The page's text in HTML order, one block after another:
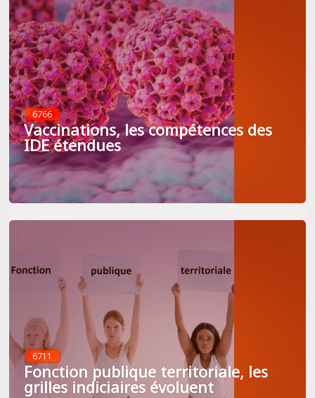
6766
Vaccinations, les compétences des
IDE étendues
6711
Fonction publique territoriale, les
grilles indiciaires évoluent